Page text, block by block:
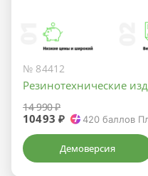
№ 84412
Резинотехнические
14 990 ₽
10493 ₽ 420 баллов
Демоверсия